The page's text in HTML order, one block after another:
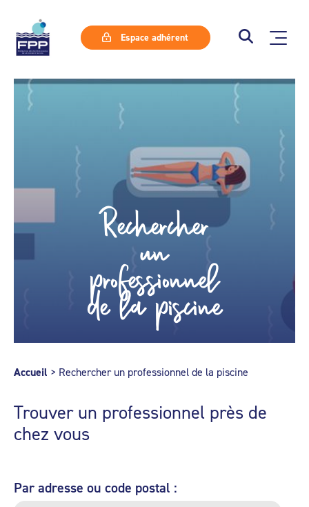
Espace adhérent
Rechercher
un
professionnel
de la piscine
Accueil > Rechercher un professionnel de la piscine
Trouver un professionnel près de
chez vous
Par adresse ou code postal :